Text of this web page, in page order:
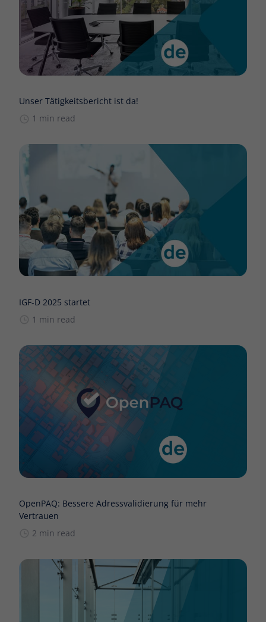
Unser Tätigkeitsbericht ist da!
1 min read
IGF-D 2025 startet
1 min read
OpenPAQ: Bessere Adressvalidierung für mehr
Vertrauen
2 min read